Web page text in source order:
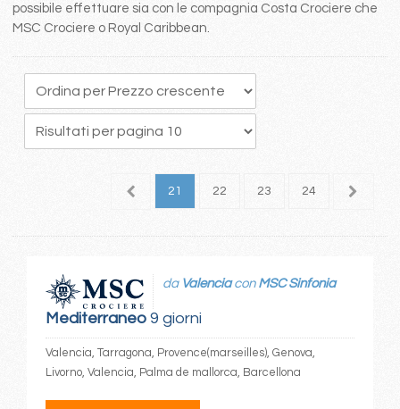
possibile effettuare sia con le compagnia Costa Crociere che
MSC Crociere o Royal Caribbean.
20 21 22 23 24 25
Mediterraneo9 giorni
da Valenciacon MSC Sinfonia
Valencia, Tarragona, Provence(marseilles), Genova,
Livorno, Valencia, Palma de mallorca, Barcellona